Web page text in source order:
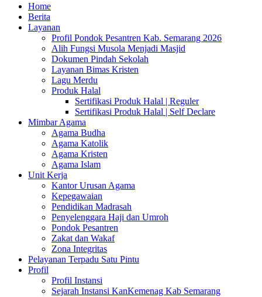
Home
Berita
Layanan
Profil Pondok Pesantren Kab. Semarang 2026
Alih Fungsi Musola Menjadi Masjid
Dokumen Pindah Sekolah
Layanan Bimas Kristen
Lagu Merdu
Produk Halal
Sertifikasi Produk Halal | Reguler
Sertifikasi Produk Halal | Self Declare
Mimbar Agama
Agama Budha
Agama Katolik
Agama Kristen
Agama Islam
Unit Kerja
Kantor Urusan Agama
Kepegawaian
Pendidikan Madrasah
Penyelenggara Haji dan Umroh
Pondok Pesantren
Zakat dan Wakaf
Zona Integritas
Pelayanan Terpadu Satu Pintu
Profil
Profil Instansi
Sejarah Instansi KanKemenag Kab Semarang